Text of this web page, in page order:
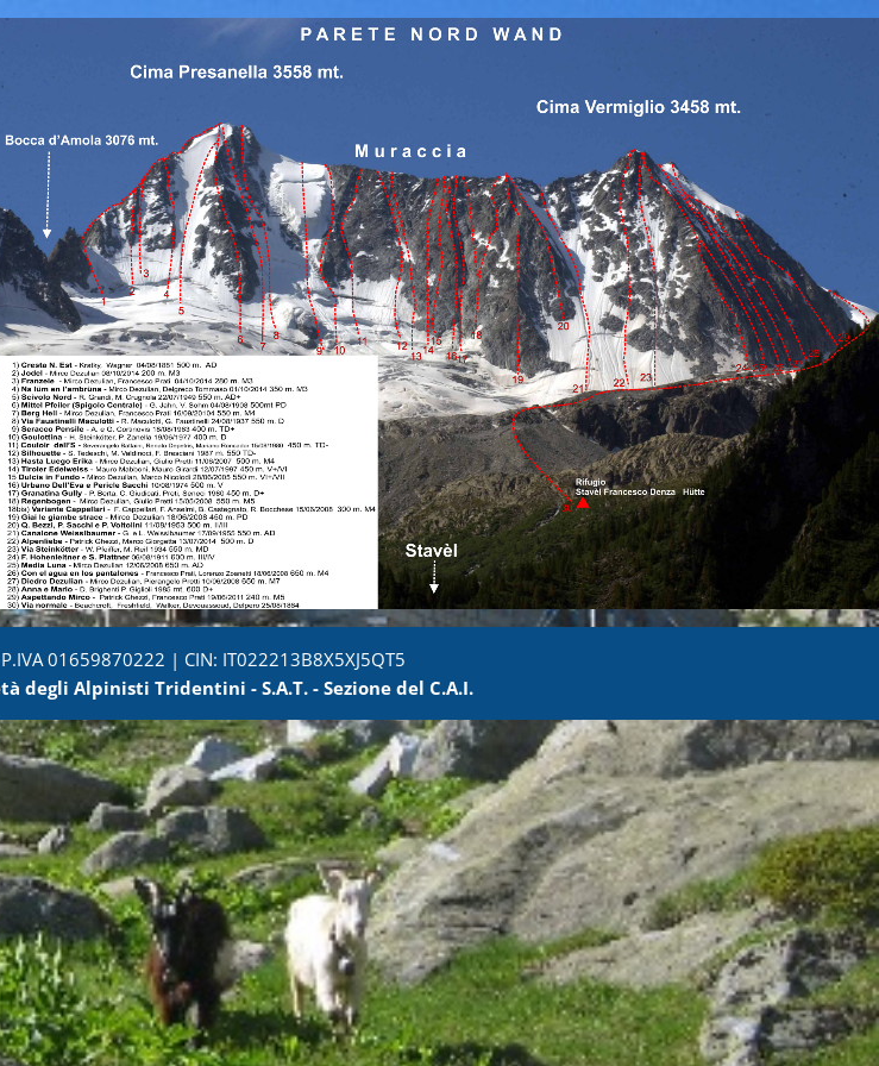
01659870222 | CIN: IT022213B8X5XJ5QT5
degli Alpinisti Tridentini - S.A.T. - Sezione del C.A.I.